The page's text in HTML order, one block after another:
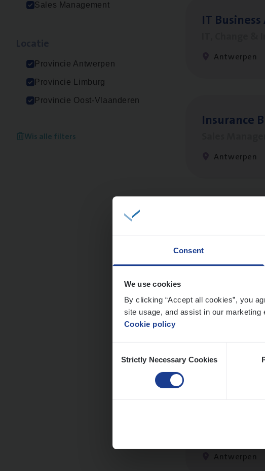
Consent
We use cookies
By clicking “Accept all cookies”, you
site usage, and assist in our marketing
Cookie policy
Selection
Strictly Necessary Cookies
Sales Management
Provincie Antwerpen
Provincie Limburg
Provincie Oost-Vlaanderen
Wis alle filters
IT
Antwerpen
Insu­ran­ce
Antwerpen
Cus­to­mer
Antwerpen
Cor­po­ra­te
Sales
Antwerpen